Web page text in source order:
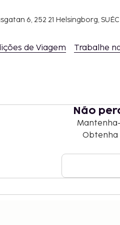
6, 252 21 Helsingborg,
de Viagem Trabalhe
Não
Obtenha